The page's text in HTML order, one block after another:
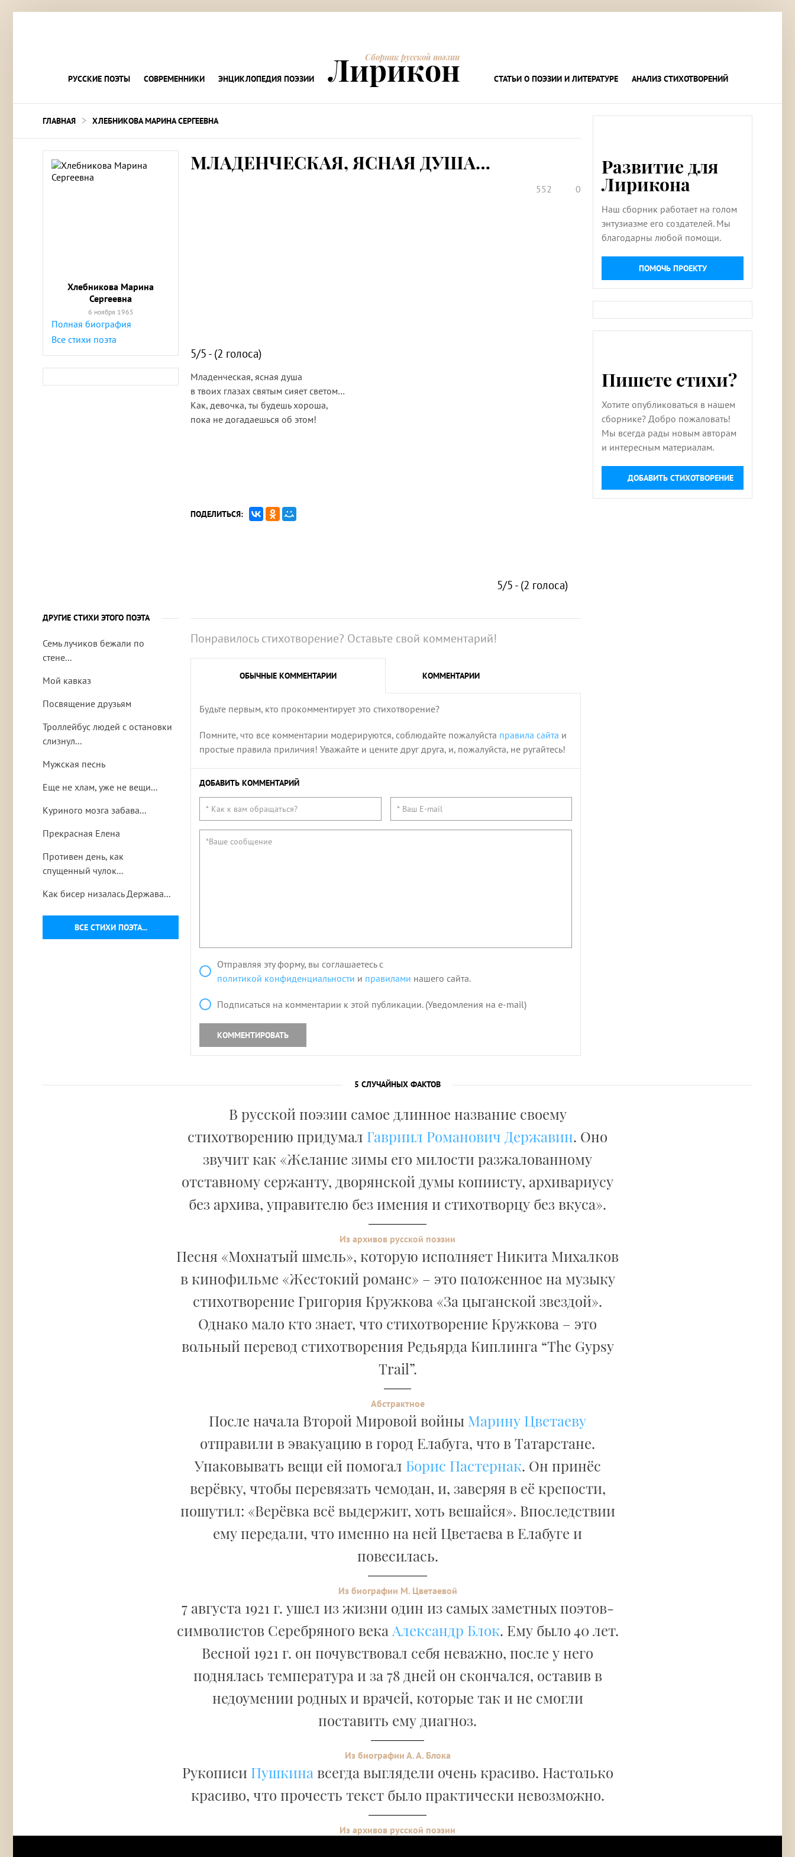
РУССКИЕ ПОЭТЫ СОВРЕМЕННИКИ ЭНЦИКЛОПЕДИЯ ПОЭЗИИ
Сборник русской поэзии
Лирикон СТАТЬИ О ПОЭЗИИ И ЛИТЕРАТУРЕ АНАЛИЗ СТИХОТВОРЕНИЙ
ГЛАВНАЯ > ХЛЕБНИКОВА МАРИНА СЕРГЕЕВНА
Хлебникова Марина
Сергеевна
6 ноября 1965
Полная биография
Все стихи поэта
МЛАДЕНЧЕСКАЯ, ЯСНАЯ ДУША…
552 0
5/5 - (2 голоса)
Младенческая, ясная душа
в твоих глазах святым сияет светом…
Как, девочка, ты будешь хороша,
пока не догадаешься об этом!
ПОДЕЛИТЬСЯ:
5/5 - (2 голоса)
ДРУГИЕ СТИХИ ЭТОГО ПОЭТА
ВСЕ СТИХИ ПОЭТА...
Семь лучиков бежали по
стене...
Мой кавказ
Посвящение друзьям
Троллейбус людей с остановки
слизнул...
Мужская песнь
Еще не хлам, уже не вещи...
Куриного мозга забава...
Прекрасная Елена
Противен день, как
спущенный чулок...
Как бисер низалась Держава...
Понравилось стихотворение? Оставьте свой комментарий!
ОБЫЧНЫЕ КОММЕНТАРИИ КОММЕНТАРИИ
Будьте первым, кто прокомментирует это стихотворение?
Помните, что все комментарии модерируются, соблюдайте пожалуйста правила сайта и
простые правила приличия! Уважайте и цените друг друга, и, пожалуйста, не ругайтесь!
ДОБАВИТЬ КОММЕНТАРИЙ
Отправляя эту форму, вы соглашаетесь с
политикой конфиденциальности и правилами нашего сайта.
Подписаться на комментарии к этой публикации. (Уведомления на e-mail)
КОММЕНТИРОВАТЬ
Развитие для
Лирикона
Наш сборник работает на голом
энтузиазме его создателей. Мы
благодарны любой помощи.
ПОМОЧЬ ПРОЕКТУ
Пишете стихи?
Хотите опубликоваться в нашем
сборнике? Добро пожаловать!
Мы всегда рады новым авторам
и интересным материалам.
ДОБАВИТЬ СТИХОТВОРЕНИЕ
5 СЛУЧАЙНЫХ ФАКТОВ
В русской поэзии самое длинное название своему
стихотворению придумал Гавриил Романович Державин. Оно
звучит как «Желание зимы его милости разжалованному
отставному сержанту, дворянской думы копиисту, архивариусу
без архива, управителю без имения и стихотворцу без вкуса».
Из архивов русской поэзии
Песня «Мохнатый шмель», которую исполняет Никита Михалков
в кинофильме «Жестокий романс» – это положенное на музыку
стихотворение Григория Кружкова «За цыганской звездой».
Однако мало кто знает, что стихотворение Кружкова – это
вольный перевод стихотворения Редьярда Киплинга “The Gypsy
Trail”.
Абстрактное
После начала Второй Мировой войны Марину Цветаеву
отправили в эвакуацию в город Елабуга, что в Татарстане.
Упаковывать вещи ей помогал Борис Пастернак. Он принёс
верёвку, чтобы перевязать чемодан, и, заверяя в её крепости,
пошутил: «Верёвка всё выдержит, хоть вешайся». Впоследствии
ему передали, что именно на ней Цветаева в Елабуге и
повесилась.
Из биографии М. Цветаевой
7 августа 1921 г. ушел из жизни один из самых заметных поэтов-
символистов Серебряного века Александр Блок. Ему было 40 лет.
Весной 1921 г. он почувствовал себя неважно, после у него
поднялась температура и за 78 дней он скончался, оставив в
недоумении родных и врачей, которые так и не смогли
поставить ему диагноз.
Из биографии А. А. Блока
Рукописи Пушкина всегда выглядели очень красиво. Настолько
красиво, что прочесть текст было практически невозможно.
Из архивов русской поэзии